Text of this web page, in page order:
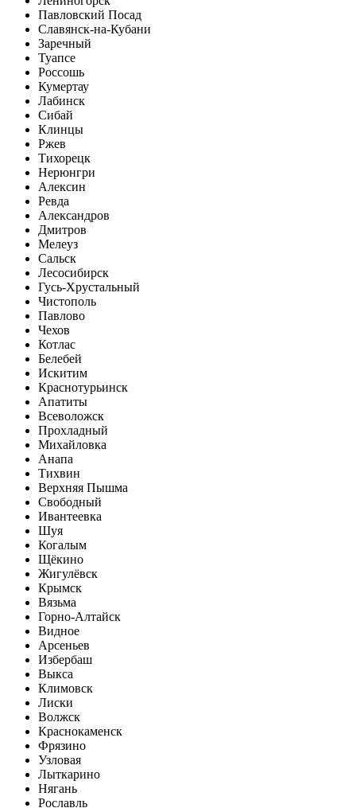
Павловский Посад
Славянск-на-Кубани
Заречный
Туапсе
Россошь
Кумертау
Лабинск
Сибай
Клинцы
Ржев
Тихорецк
Нерюнгри
Алексин
Ревда
Александров
Дмитров
Мелеуз
Сальск
Лесосибирск
Гусь-Хрустальный
Чистополь
Павлово
Чехов
Котлас
Белебей
Искитим
Краснотурьинск
Апатиты
Всеволожск
Прохладный
Михайловка
Анапа
Тихвин
Верхняя Пышма
Свободный
Ивантеевка
Шуя
Когалым
Щёкино
Жигулёвск
Крымск
Вязьма
Горно-Алтайск
Видное
Арсеньев
Избербаш
Выкса
Климовск
Лиски
Волжск
Краснокаменск
Фрязино
Узловая
Лыткарино
Нягань
Рославль